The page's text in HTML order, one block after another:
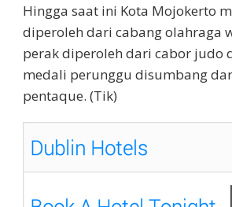
Hingga saat ini Kota Mojokerto
diperoleh dari cabang olahraga
perak diperoleh dari cabor judo
medali perunggu disumbang
pentaque. (Tik)